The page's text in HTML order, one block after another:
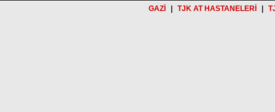
GAZİ TJK AT HASTANELERİ